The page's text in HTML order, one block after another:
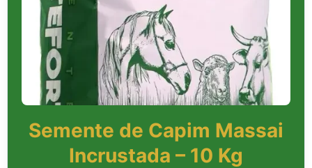
Semente de Capim Massai
Incrustada – 10 Kg